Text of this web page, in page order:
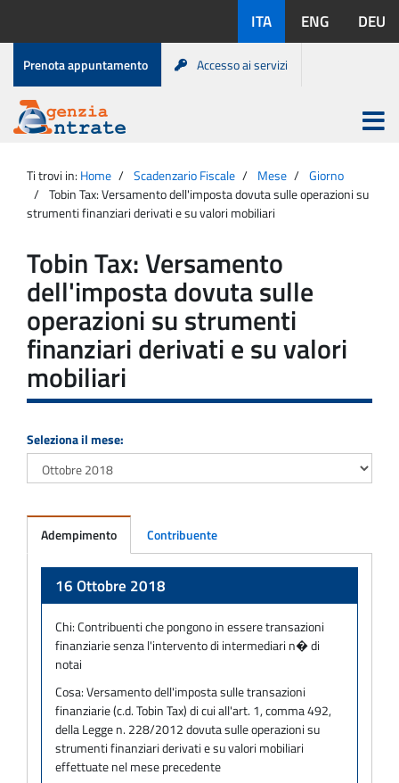
contenuto
disponibili:
ITA ENG DEU
Menu
di
servizio
Prenota appuntamento Accesso ai servizi
Agenzia
Entrate
Apri
menu
principale
Ti trovi in: Home Scadenzario Fiscale Mese
Giorno
Tobin Tax: Versamento dell'imposta dovuta sulle operazioni su
strumenti finanziari derivati e su valori mobiliari
Tobin Tax: Versamento
dell'imposta dovuta sulle
operazioni su strumenti
finanziari derivati e su valori
mobiliari
Seleziona il mese:
Adempimento Contribuente
16 Ottobre 2018
Chi:Contribuenti che pongono in essere transazioni
finanziarie senza l'intervento di intermediari n� di
notai
Cosa:Versamento dell'imposta sulle transazioni
finanziarie (c.d. Tobin Tax) di cui all'art. 1, comma 492,
della Legge n. 228/2012 dovuta sulle operazioni su
strumenti finanziari derivati e su valori mobiliari
effettuate nel mese precedente